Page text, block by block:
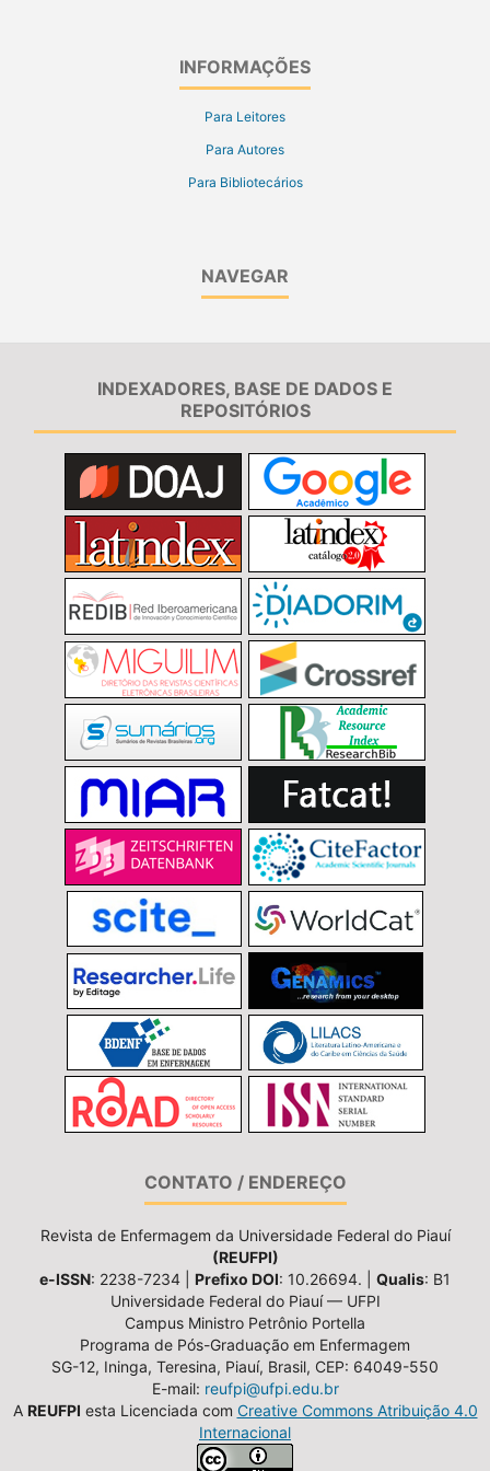
INFORMAÇÕES
Para Leitores
Para Autores
Para Bibliotecários
NAVEGAR
INDEXADORES, BASE DE DADOS E
REPOSITÓRIOS
CONTATO / ENDEREÇO
Revista de Enfermagem da Universidade Federal do Piauí
(REUFPI)
e-ISSN: 2238-7234 | Prefixo DOI: 10.26694. | Qualis: B1
Universidade Federal do Piauí — UFPI
Campus Ministro Petrônio Portella
Programa de Pós-Graduação em Enfermagem
SG-12, Ininga, Teresina, Piauí, Brasil, CEP: 64049-550
E-mail: reufpi@ufpi.edu.br
A REUFPI esta Licenciada com Creative Commons Atribuição 4.0
Internacional